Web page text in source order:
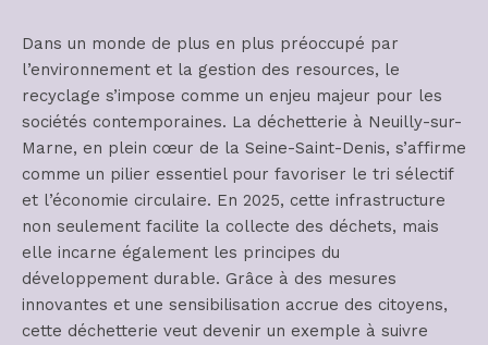
Dans un monde de plus en plus préoccupé par
l’environnement et la gestion des resources, le
recyclage s’impose comme un enjeu majeur pour les
sociétés contemporaines. La déchetterie à Neuilly-sur-
Marne, en plein cœur de la Seine-Saint-Denis, s’affirme
comme un pilier essentiel pour favoriser le tri sélectif
et l’économie circulaire. En 2025, cette infrastructure
non seulement facilite la collecte des déchets, mais
elle incarne également les principes du
développement durable. Grâce à des mesures
innovantes et une sensibilisation accrue des citoyens,
cette déchetterie veut devenir un exemple à suivre